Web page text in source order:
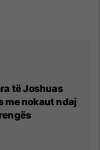
të Joshuas
me nokaut ndaj